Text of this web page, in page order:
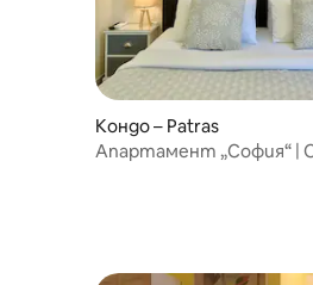
Кондо – Patras
Апартамент „София“ |